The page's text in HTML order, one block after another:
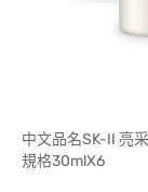
中文品名SK-II 亮
規格30mlX6